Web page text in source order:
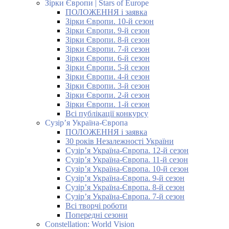
Зірки Європи | Stars of Europe
ПОЛОЖЕННЯ і заявка
Зірки Європи. 10-й сезон
Зірки Європи. 9-й сезон
Зірки Європи. 8-й сезон
Зірки Європи. 7-й сезон
Зірки Європи. 6-й сезон
Зірки Європи. 5-й сезон
Зірки Європи. 4-й сезон
Зірки Європи. 3-й сезон
Зірки Європи. 2-й сезон
Зірки Європи. 1-й сезон
Всі публікації конкурсу
Сузір’я Україна-Європа
ПОЛОЖЕННЯ і заявка
30 років Незалежності України
Сузір’я Україна-Європа. 12-й сезон
Сузір’я Україна-Європа. 11-й сезон
Сузір’я Україна-Європа. 10-й сезон
Сузір’я Україна-Європа. 9-й сезон
Сузір’я Україна-Європа. 8-й сезон
Сузір’я Україна-Європа. 7-й сезон
Всі творчі роботи
Попередні сезони
Constellation: World Vision